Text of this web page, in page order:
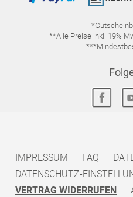
**Alle Preise inkl. 19%
IMPRESSUM FAQ
DATENSCHUTZ-
VERTRAG WIDERRUFEN